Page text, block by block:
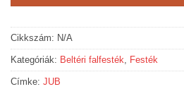
Cikkszám: N/A
Kategóriák: Beltéri falfesték, Festék
Címke: JUB